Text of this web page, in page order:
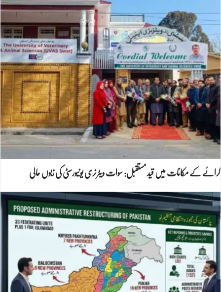
کرائے کے مکانات میں قید مستقبل: سوات ویٹرنری یونیورسٹی کی زبوں حالی